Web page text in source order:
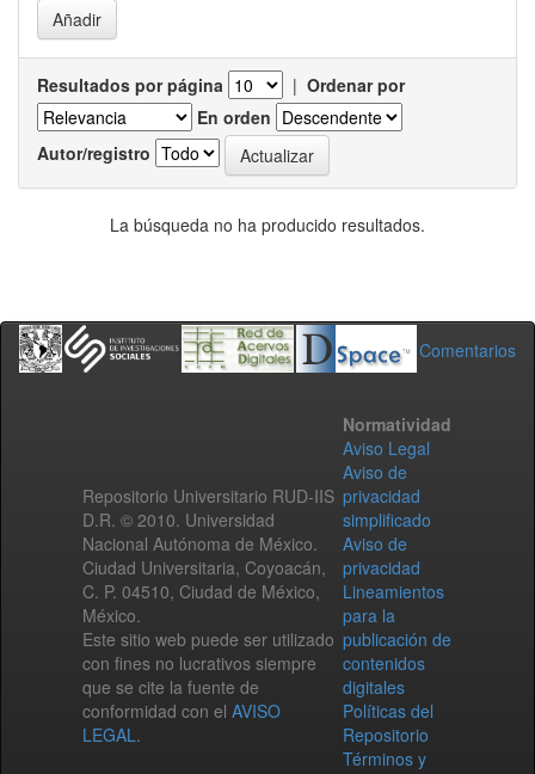
Resultados por página | Ordenar por
En orden
Autor/registro
La búsqueda no ha producido resultados.
Comentarios
Repositorio Universitario RUD-IIS
D.R. © 2010. Universidad
Nacional Autónoma de México.
Ciudad Universitaria, Coyoacán,
C. P. 04510, Ciudad de México,
México.
Este sitio web puede ser utilizado
con fines no lucrativos siempre
que se cite la fuente de
conformidad con el AVISO
LEGAL.
Normatividad
Aviso Legal
Aviso de
privacidad
simplificado
Aviso de
privacidad
Lineamientos
para la
publicación de
contenidos
digitales
Políticas del
Repositorio
Términos y